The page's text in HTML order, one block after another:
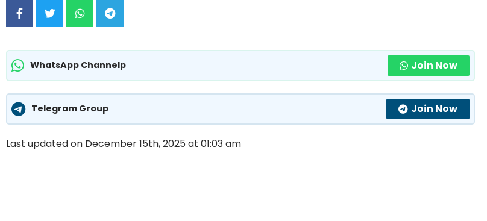
WhatsApp Channelp Join Now
Telegram Group Join Now
Last updated on December 15th, 2025 at 01:03 am